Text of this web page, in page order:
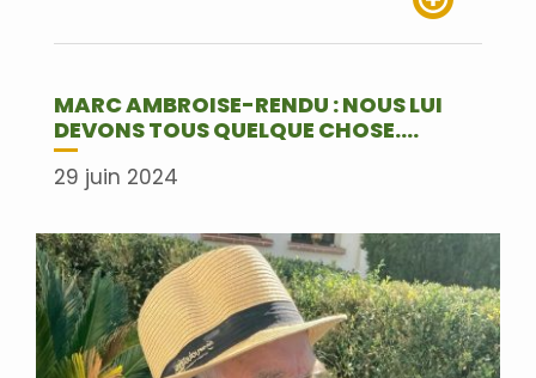
MARC AMBROISE-RENDU : NOUS LUI
DEVONS TOUS QUELQUE CHOSE….
29 juin 2024